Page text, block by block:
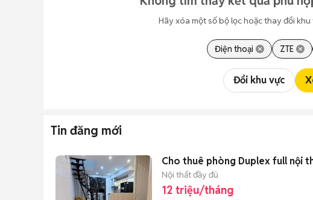
Hãy xóa một số bộ lọc hoặc thay đổi
Điện thoại ZTE
Đổi khu vực
Tin đăng mới
Cho thuê phòng Duplex full nội
Nội thất đầy đủ
12 triệu/tháng